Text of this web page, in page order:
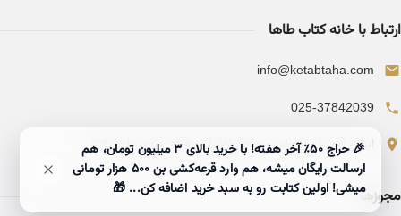
ارتباط با خانه کتاب طاها
info@ketabtaha.com
025-37842039
ایران، قم، بلوار معلم، مجتمع ناشران، طبقه سوم، واحد ۳۱۴
مجوزها
🎉 حراج ۵۰٪ آخر هفته! با خرید بالای 3 میلیون تومان، هم
ارسالت رایگان میشه، هم وارد قرعه‌کشی بن ۵۰۰ هزار تومانی
میشی! اولین کتابت رو به سبد خرید اضافه کن... 🎁